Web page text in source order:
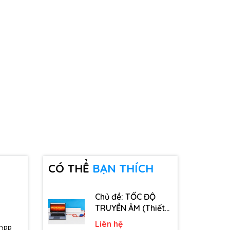
CÓ THỂ BẠN THÍCH
Chủ đề: TỐC ĐỘ
TRUYỀN ÂM (Thiết
bị, dụng cụ, vật tư
Liên hệ